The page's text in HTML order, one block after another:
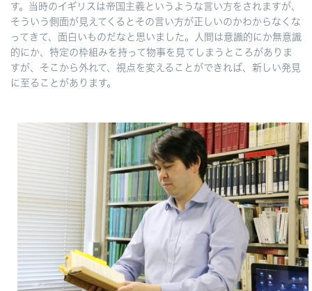
す。当時のイギリスは帝国主義というような言い方をされますが、
そういう側面が見えてくるとその言い方が正しいのかわからなくな
ってきて、面白いものだなと思いました。人間は意識的にか無意識
的にか、特定の枠組みを持って物事を見てしまうところがありま
すが、そこから外れて、視点を変えることができれば、新しい発見
に至ることがあります。